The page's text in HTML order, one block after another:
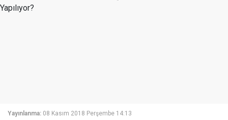
Yayınlanma: 08 Kasım 2018 Perşembe 14:13